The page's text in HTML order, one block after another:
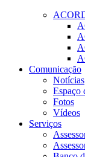
Comunicação
Notícias
Espaço
Fotos
Vídeos
Serviços